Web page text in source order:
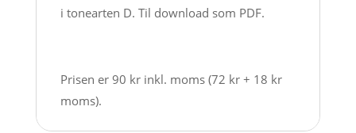
i tonearten D. Til download som PDF.
Prisen er 90 kr inkl. moms (72 kr + 18 kr
moms).